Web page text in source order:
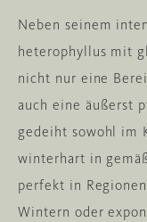
Neben seinem
heterophyllus mit
nicht nur eine
auch eine äußerst
gedeiht sowohl im
winterhart in
perfekt in
Wintern oder